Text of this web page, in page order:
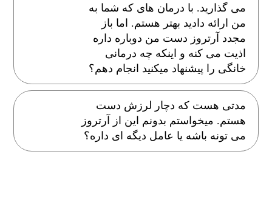
می گذارید. با درمان های که شما به
من ارائه دادید بهتر هستم. اما باز
مجدد آرتروز دست من دوباره داره
اذیت می کنه و اینکه چه درمانی
خانگی را پیشنهاد میکنید انجام دهم؟
مدتی هست که دچار لرزش دست
هستم. میخواستم بدونم این از آرتروز
می تونه باشه یا عامل دیگه ای داره؟